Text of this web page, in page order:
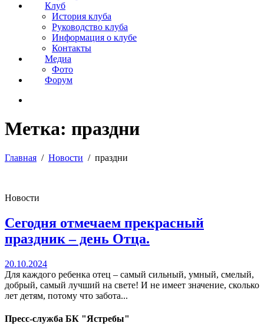
Клуб
История клуба
Руководство клуба
Информация о клубе
Контакты
Медиа
Фото
Форум
Метка: праздни
Главная Новости праздни
Новости
Сегодня отмечаем прекрасный
праздник – день Отца.
20.10.2024
Для каждого ребенка отец – самый сильный, умный, смелый,
добрый, самый лучший на свете! И не имеет значение, сколько
лет детям, потому что забота...
Пресс-служба БК "Ястребы"